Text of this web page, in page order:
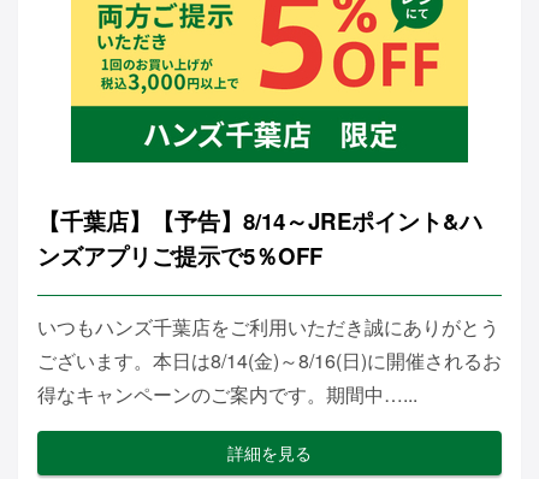
【千葉店】【予告】8/14～JREポイント&ハ
ンズアプリご提示で5％OFF
いつもハンズ千葉店をご利用いただき誠にありがとう
ございます。本日は8/14(金)～8/16(日)に開催されるお
得なキャンペーンのご案内です。期間中…...
詳細を見る